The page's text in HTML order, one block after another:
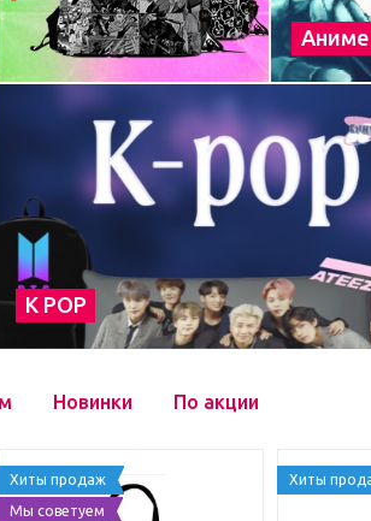
Аниме
К POP
Новинки По акции
Хиты продаж
Мы советуем
Хиты